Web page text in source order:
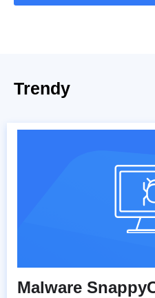
Trendy
Malware